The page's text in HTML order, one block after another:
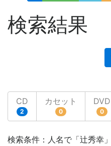
検索結果
CD
2
カセット
0
DVD
0
検索条件：人名で「辻秀幸」